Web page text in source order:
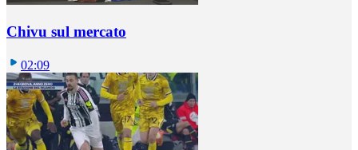
Chivu sul mercato
02:09